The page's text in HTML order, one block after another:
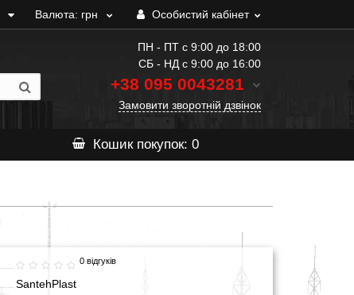
Валюта: грн Особистий кабінет
ПН - ПТ с 9:00 до 18:00
СБ - НД с 9:00 до 16:00
+38 095 0043281
Замовити зворотній дзвінок
Кошикпокупок: 0
0 відгуків
SantehPlast